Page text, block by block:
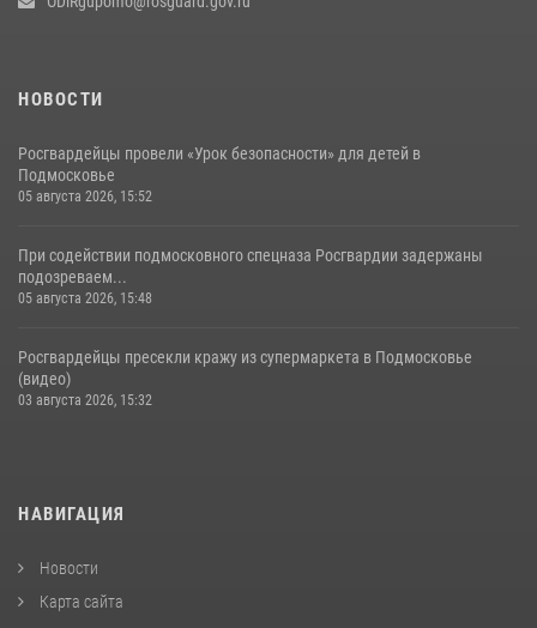
НОВОСТИ
Росгвардейцы провели «Урок безопасности» для детей в
Подмосковье
05 августа 2026, 15:52
При содействии подмосковного спецназа Росгвардии задержаны
подозреваем...
05 августа 2026, 15:48
Росгвардейцы пресекли кражу из супермаркета в Подмосковье
(видео)
03 августа 2026, 15:32
НАВИГАЦИЯ
Новости
Карта сайта